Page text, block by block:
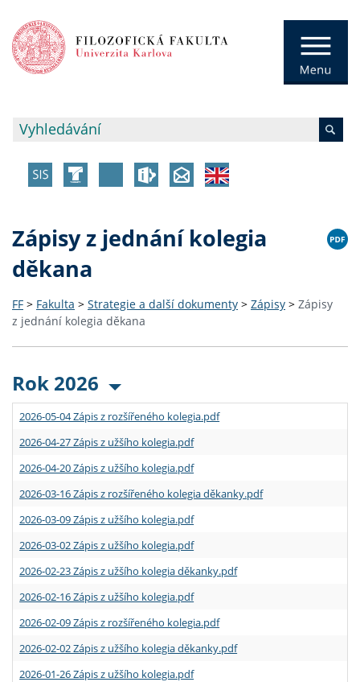
Zápisy z jednání kolegia
děkana
FF > Fakulta > Strategie a další dokumenty > Zápisy > Zápisy
z jednání kolegia děkana
Rok 2026
2026-05-04 Zápis z rozšířeného kolegia.pdf
2026-04-27 Zápis z užšího kolegia.pdf
2026-04-20 Zápis z užšího kolegia.pdf
2026-03-16 Zápis z rozšířeného kolegia děkanky.pdf
2026-03-09 Zápis z užšího kolegia.pdf
2026-03-02 Zápis z užšího kolegia.pdf
2026-02-23 Zápis z užšího kolegia děkanky.pdf
2026-02-16 Zápis z užšího kolegia.pdf
2026-02-09 Zápis z rozšířeného kolegia.pdf
2026-02-02 Zápis z užšího kolegia děkanky.pdf
2026-01-26 Zápis z užšího kolegia.pdf